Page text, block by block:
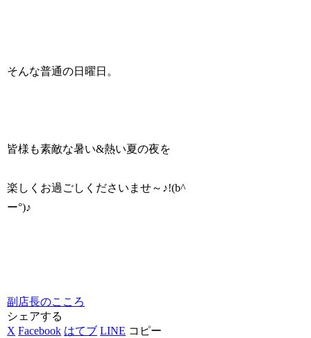
そんな普通の日曜日。
皆様も素敵な暑い&熱い夏の夜を
楽しくお過ごしくださいませ～♪!(b^
ー°)♪
副店長のこころ
シェアする
X Facebook はてブ LINE コピー